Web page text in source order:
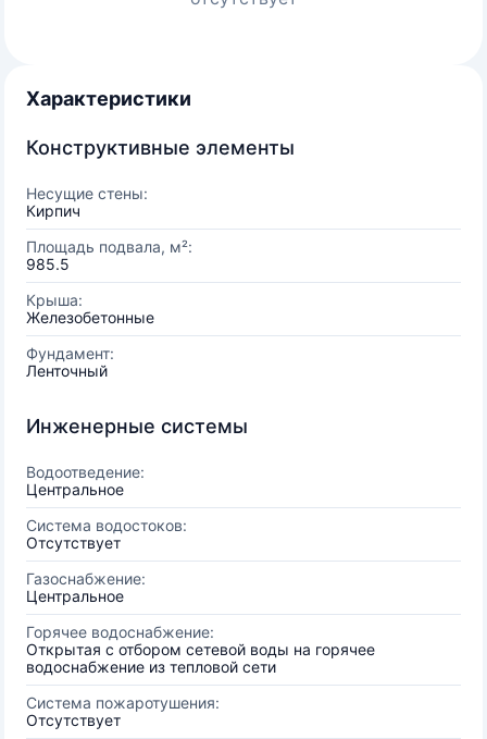
Характеристики
Конструктивные элементы
Несущие стены:
Кирпич
Площадь подвала, м²:
985.5
Крыша:
Железобетонные
Фундамент:
Ленточный
Инженерные системы
Водоотведение:
Центральное
Система водостоков:
Отсутствует
Газоснабжение:
Центральное
Горячее водоснабжение:
Открытая с отбором сетевой воды на горячее
водоснабжение из тепловой сети
Система пожаротушения:
Отсутствует